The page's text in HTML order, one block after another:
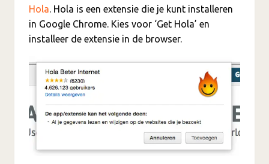
Hola . Hola is een extensie die je kunt installeren
in Google Chrome. Kies voor ‘Get Hola’ en
installeer de extensie in de browser.